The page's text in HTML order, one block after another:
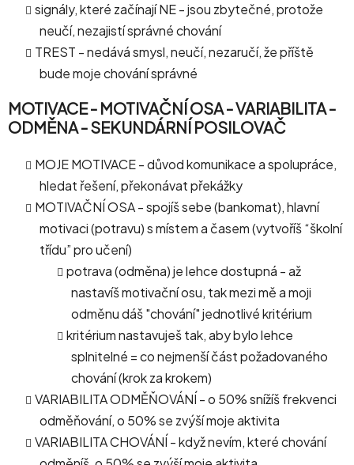
signály, které začínají NE - jsou zbytečné, protože
neučí, nezajistí správné chování
TREST - nedává smysl, neučí, nezaručí, že příště
bude moje chování správné
MOTIVACE - MOTIVAČNÍ OSA - VARIABILITA -
ODMĚNA - SEKUNDÁRNÍ POSILOVAČ
MOJE MOTIVACE - důvod komunikace a spolupráce,
hledat řešení, překonávat překážky
MOTIVAČNÍ OSA - spojíš sebe (bankomat), hlavní
motivaci (potravu) s místem a časem (vytvoříš “školní
třídu” pro učení)
potrava (odměna) je lehce dostupná - až
nastavíš motivační osu, tak mezi mě a moji
odměnu dáš "chování" jednotlivé kritérium
kritérium nastavuješ tak, aby bylo lehce
splnitelné = co nejmenší část požadovaného
chování (krok za krokem)
VARIABILITA ODMĚŇOVÁNÍ - o 50% snížíš frekvenci
odměňování, o 50% se zvýší moje aktivita
VARIABILITA CHOVÁNÍ - když nevím, které chování